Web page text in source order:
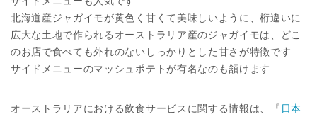
北海道産ジャガイモが黄色く甘くて美味しいように、桁違いに
広大な土地で作られるオーストラリア産のジャガイモは、どこ
のお店で食べても外れのないしっかりとした甘さが特徴です
サイドメニューのマッシュポテトが有名なのも頷けます
オーストラリアにおける飲食サービスに関する情報は、『 日本